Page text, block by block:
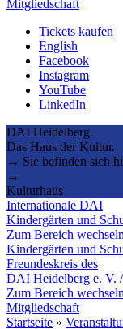
Mitgliedschaft
Tickets kaufen
English
Facebook
Instagram
YouTube
LinkedIn
DAI Heidelberg.
Das Haus der Kultur.
→ Sie befinden sich
→
Kulturhaus
Internationale DAI
Kindergärten und
Zum Bereich wechseln
Kindergärten und
Freundeskreis des
DAI Heidelberg e. V.
Zum Bereich wechseln
Mitgliedschaft
Startseite »